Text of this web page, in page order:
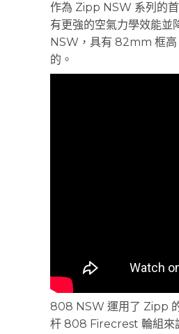
作為 Zipp NSW 系列的
有更強的空氣力學效能
NSW，具有 82mm 框高
的。
808 NSW 運用了 Zipp
杆 808 Firecrest 輪組來